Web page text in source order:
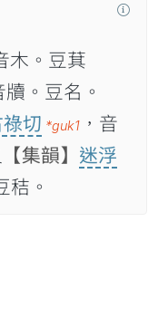
木。豆萁
牘。豆名。
切 *guk1 ，音
【集韻】 迷浮
秸。